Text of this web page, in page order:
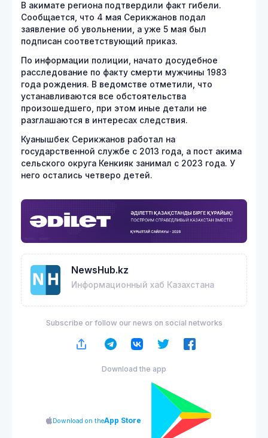
В акимате региона подтвердили факт гибели.
Сообщается, что 4 мая Серикжанов подал
заявление об увольнении, а уже 5 мая был
подписан соответствующий приказ.
По информации полиции, начато досудебное
расследование по факту смерти мужчины 1983
года рождения. В ведомстве отметили, что
устанавливаются все обстоятельства
произошедшего, при этом иные детали не
разглашаются в интересах следствия.
Куанышбек Серикжанов работал на
государственной службе с 2013 года, а пост акима
сельского округа Кенкияк занимал с 2023 года. У
него остались четверо детей.
NewsHub.kz
Информационный хаб Казахстана
Subscribe or follow our news on social networks
Download the app
Download on theApp Store